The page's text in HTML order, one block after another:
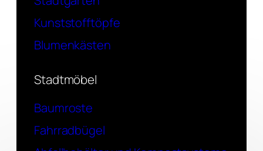
Kunststofftöpfe
Blumenkästen
Stadtmöbel
Baumroste
Fahrradbügel